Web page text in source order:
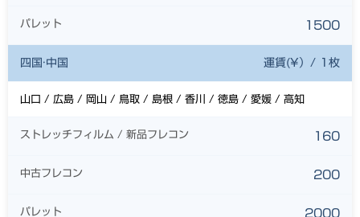
パレット 1500
四国·中国 運賃(¥）/ 1枚
山口 / 広島 / 岡山 / 鳥取 / 島根 / 香川 / 徳島 / 愛媛 / 高知
ストレッチフィルム / 新品フレコン 160
中古フレコン 200
パレット 2000